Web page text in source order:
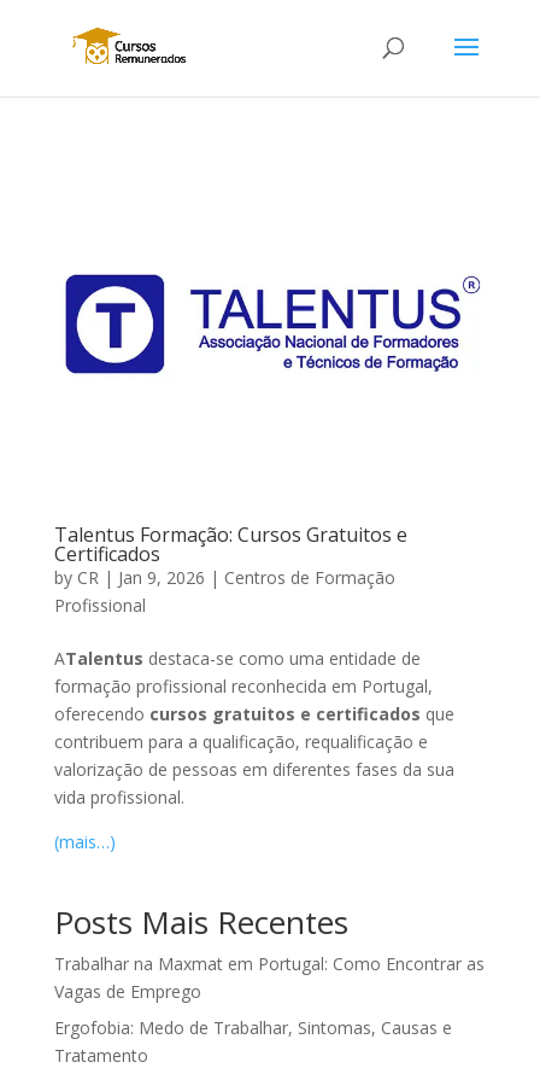
Talentus Formação: Cursos Gratuitos e
Certificados
by CR | Jan 9, 2026 | Centros de Formação
Profissional
ATalentus destaca-se como uma entidade de
formação profissional reconhecida em Portugal,
oferecendo cursos gratuitos e certificados que
contribuem para a qualificação, requalificação e
valorização de pessoas em diferentes fases da sua
vida profissional.
(mais…)
Posts Mais Recentes
Trabalhar na Maxmat em Portugal: Como Encontrar as
Vagas de Emprego
Ergofobia: Medo de Trabalhar, Sintomas, Causas e
Tratamento